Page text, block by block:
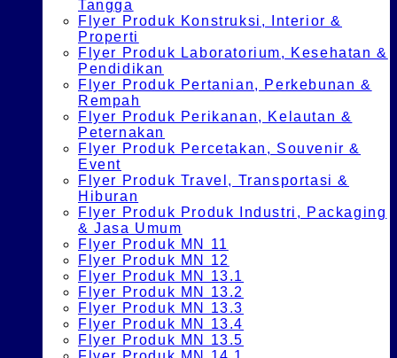
Tangga
Flyer Produk Konstruksi, Interior &
Properti
Flyer Produk Laboratorium, Kesehatan &
Pendidikan
Flyer Produk Pertanian, Perkebunan &
Rempah
Flyer Produk Perikanan, Kelautan &
Peternakan
Flyer Produk Percetakan, Souvenir &
Event
Flyer Produk Travel, Transportasi &
Hiburan
Flyer Produk Produk Industri, Packaging
& Jasa Umum
Flyer Produk MN 11
Flyer Produk MN 12
Flyer Produk MN 13.1
Flyer Produk MN 13.2
Flyer Produk MN 13.3
Flyer Produk MN 13.4
Flyer Produk MN 13.5